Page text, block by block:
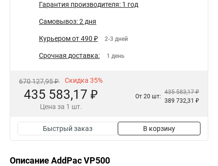
Гарантия производителя: 1 год
Самовывоз: 2 дня
Курьером от 490 ₽ 2-3 дней
Срочная доставка: 1 день
670 127,95 ₽ Скидка 35%
435 583,17 ₽
Цена за 1 шт.
От 20 шт:
435 583,17 ₽
389 732,31 ₽
Быстрый заказ В корзину
Описание AddPac VP500